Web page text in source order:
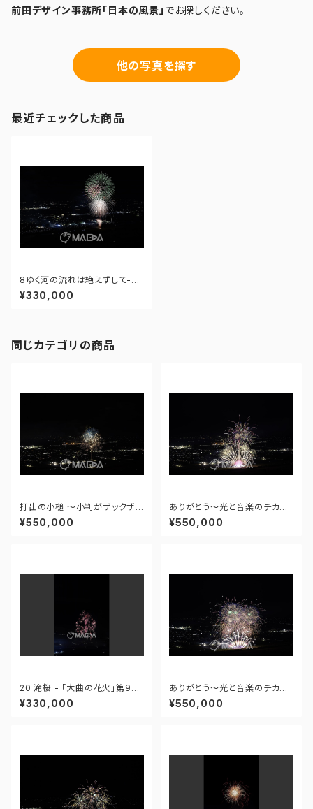
前田デザイン事務所「日本の風景」 でお探しください。
他の写真を探す
最近チェックした商品
8ゆく河の流れは絶えずして-大
曲の花火 第97回全国花火競技
大会 - 176671210827741
¥330,000
同じカテゴリの商品
打出の小槌 ～小判がザックザク
～ - 大曲の花火―春の章―「新
作花火コレクション2024 世界
¥550,000
ありがとう～光と音楽のチカラ
～ - 大曲の花火―春の章―「新
作花火コレクション2024 世界
¥550,000
20 滝桜 - 「大曲の花火」第96
回全国花火競技大会 - 172558
419995110
¥330,000
ありがとう～光と音楽のチカラ
～ - 大曲の花火―春の章―「新
作花火コレクション2024 世界
¥550,000